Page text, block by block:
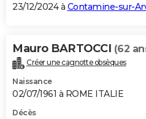
23/12/2024 à Contamine-sur-
Mauro BARTOCCI (62
Créer une cagnotte obsèques
Naissance
02/07/1961 à ROME ITALIE
Décès